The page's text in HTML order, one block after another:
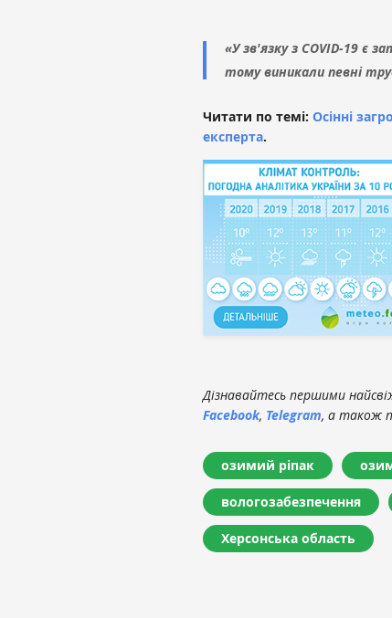
«У зв'язку з COVID-19 є
тому виникали певні
Читати по темі: Осінні
експерта.
Дізнавайтесь першими
Facebook, Telegram, а також
озимий ріпак
вологозабезпечення
Херсонська область